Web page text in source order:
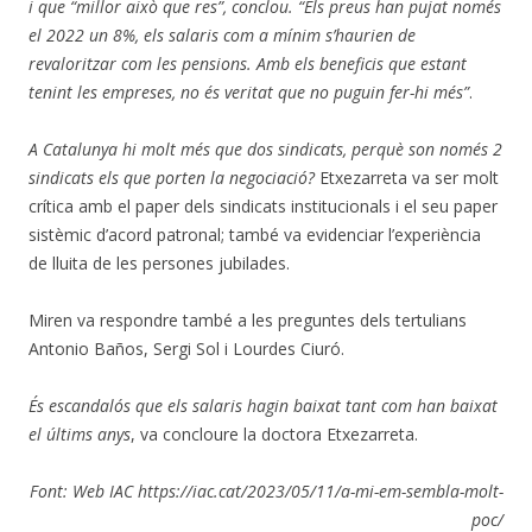
i que “millor això que res”, conclou. “Els preus han pujat només
el 2022 un 8%, els salaris com a mínim s’haurien de
revaloritzar com les pensions. Amb els beneficis que estant
tenint les empreses, no és veritat que no puguin fer-hi més”.
A Catalunya hi molt més que dos sindicats, perquè son només 2
sindicats els que porten la negociació? Etxezarreta va ser molt
crítica amb el paper dels sindicats institucionals i el seu paper
sistèmic d’acord patronal; també va evidenciar l’experiència
de lluita de les persones jubilades.
Miren va respondre també a les preguntes dels tertulians
Antonio Baños, Sergi Sol i Lourdes Ciuró.
És escandalós que els salaris hagin baixat tant com han baixat
el últims anys, va concloure la doctora Etxezarreta.
Font: Web IAC https://iac.cat/2023/05/11/a-mi-em-sembla-molt-
poc/